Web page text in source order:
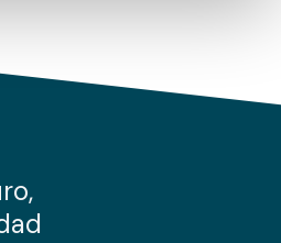
haga del sitio web con
sociales, publicidad y análisis